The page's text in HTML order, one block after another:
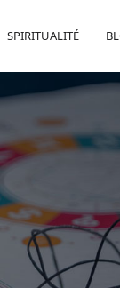
SPIRITUALITÉ